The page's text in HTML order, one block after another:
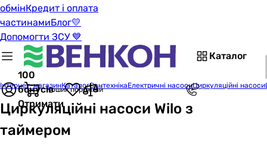
обмінКредит і оплата
частинамиБлог💛
Допомогти ЗСУ 💙
Каталог
100
бонусів
Отримати
Кошик порожній
Інтернет-магазинКаталогСантехнікаЕлектричні насосиЦиркуляційні насоси
Циркуляційні насоси Wilo з
таймером